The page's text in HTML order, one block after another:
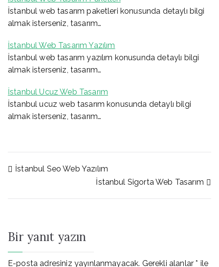
İstanbul web tasarım paketleri konusunda detaylı bilgi
almak isterseniz, tasarım…
İstanbul Web Tasarım Yazılım
İstanbul web tasarım yazılım konusunda detaylı bilgi
almak isterseniz, tasarım…
İstanbul Ucuz Web Tasarım
İstanbul ucuz web tasarım konusunda detaylı bilgi
almak isterseniz, tasarım…
Yazı
İstanbul Seo Web Yazılım
İstanbul Sigorta Web Tasarım
Bir yanıt yazın
E-posta adresiniz yayınlanmayacak. Gerekli alanlar* ile